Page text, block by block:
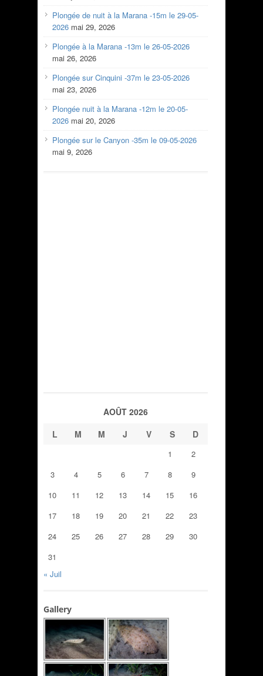
Plongée de nuit à la Marana -15m le 29-05-
2026 mai 29, 2026
Plongée à la Marana -13m le 26-05-2026
mai 26, 2026
Plongée sur Cinquini -37m le 23-05-2026
mai 23, 2026
Plongée nuit à la Marana -12m le 20-05-
2026 mai 20, 2026
Plongée sur le Canyon -35m le 09-05-2026
mai 9, 2026
AOÛT 2026
L
M M J V S D
1
2
3
4 5 6 7 8
9
10
11 12 13 14 15
16
17
18 19 20 21 22
23
24
25 26 27 28 29
30
31
« Juil
Gallery